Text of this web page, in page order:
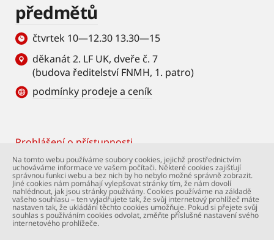
předmětů
čtvrtek 10—12.30 13.30—15
děkanát 2. LF UK, dveře č. 7
(budova ředitelství FNMH, 1. patro)
podmínky prodeje a ceník
Footer
Prohlášení o přístupnosti
© Univerzita Karlova – 2. lékařská fakulta. Všechna
práva vyhrazena. Foto: 2. LF a Shutterstock.com.
Podpora webu:webmaster@lfmotol.cuni.cz
Na tomto webu používáme soubory cookies, jejichž prostřednictvím
uchováváme informace ve vašem počítači. Některé cookies zajišťují
správnou funkci webu a bez nich by ho nebylo možné správně zobrazit.
Jiné cookies nám pomáhají vylepšovat stránky tím, že nám dovolí
nahlédnout, jak jsou stránky používány. Cookies používáme na základě
vašeho souhlasu – ten vyjadřujete tak, že svůj internetový prohlížeč máte
nastaven tak, že ukládání těchto cookies umožňuje. Pokud si přejete svůj
souhlas s používáním cookies odvolat, změňte příslušné nastavení svého
internetového prohlížeče.